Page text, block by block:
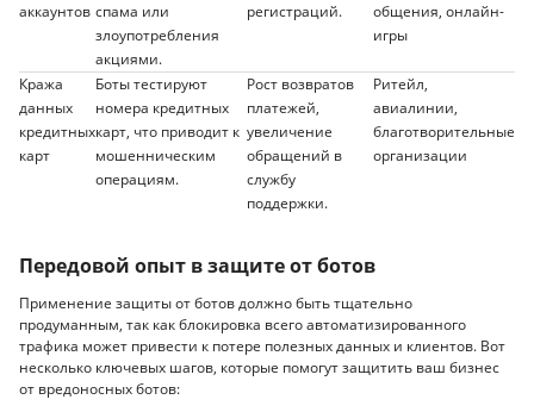
аккаунтов спама или
злоупотребления
акциями.
регистраций.
общения, онлайн-
игры
Кража
данных
кредитных
карт
Боты тестируют
номера кредитных
карт, что приводит к
мошенническим
операциям.
Рост возвратов
платежей,
увеличение
обращений в
службу
поддержки.
Ритейл,
авиалинии,
благотворительные
организации
Передовой опыт в защите от ботов
Применение защиты от ботов должно быть тщательно
продуманным, так как блокировка всего автоматизированного
трафика может привести к потере полезных данных и клиентов. Вот
несколько ключевых шагов, которые помогут защитить ваш бизнес
от вредоносных ботов: